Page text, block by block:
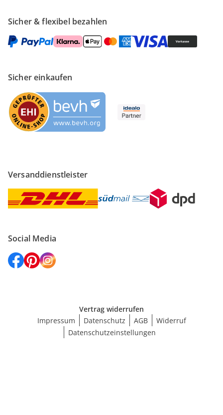
Sicher & flexibel bezahlen
Sicher einkaufen
Versanddienstleister
Social Media
Vertrag widerrufen
Impressum
Datenschutz AGB
Widerruf
Datenschutzeinstellungen